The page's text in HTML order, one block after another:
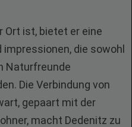
Ort ist, bietet er eine
die sowohl
Naturfreunde
Die Verbindung von
gepaart mit der
macht Dedenitz zu